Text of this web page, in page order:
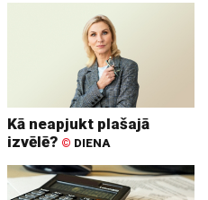
Kā neapjukt plašajā
izvēlē? © DIENA